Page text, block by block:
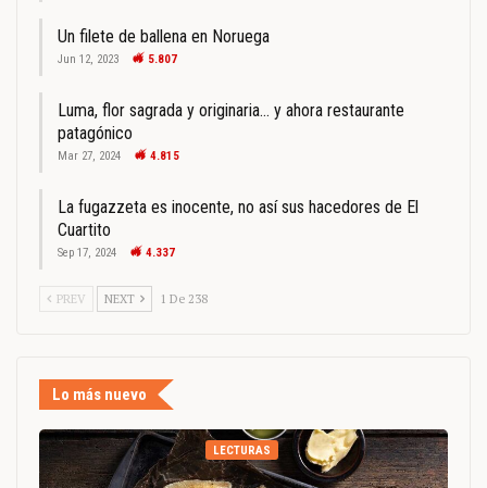
Un filete de ballena en Noruega
Jun 12, 2023 5.807
Luma, flor sagrada y originaria… y ahora restaurante
patagónico
Mar 27, 2024 4.815
La fugazzeta es inocente, no así sus hacedores de El
Cuartito
Sep 17, 2024 4.337
PREV NEXT 1 De 238
Lo más nuevo
LECTURAS